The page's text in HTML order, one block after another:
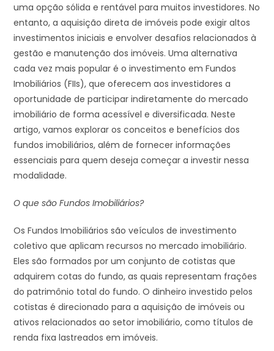
uma opção sólida e rentável para muitos investidores. No
entanto, a aquisição direta de imóveis pode exigir altos
investimentos iniciais e envolver desafios relacionados à
gestão e manutenção dos imóveis. Uma alternativa
cada vez mais popular é o investimento em Fundos
Imobiliários (FIIs), que oferecem aos investidores a
oportunidade de participar indiretamente do mercado
imobiliário de forma acessível e diversificada. Neste
artigo, vamos explorar os conceitos e benefícios dos
fundos imobiliários, além de fornecer informações
essenciais para quem deseja começar a investir nessa
modalidade.
O que são Fundos Imobiliários?
Os Fundos Imobiliários são veículos de investimento
coletivo que aplicam recursos no mercado imobiliário.
Eles são formados por um conjunto de cotistas que
adquirem cotas do fundo, as quais representam frações
do patrimônio total do fundo. O dinheiro investido pelos
cotistas é direcionado para a aquisição de imóveis ou
ativos relacionados ao setor imobiliário, como títulos de
renda fixa lastreados em imóveis.